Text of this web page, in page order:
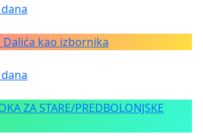
kao izbornika
ZA STARE/PREDBOLONJSKE